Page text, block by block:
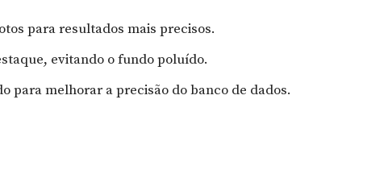
para resultados mais precisos.
evitando o fundo poluído.
para melhorar a precisão do banco de dados.